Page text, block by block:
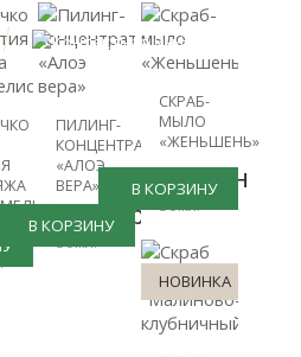
ПИЛИНГ-
КОНЦЕНТРАТ
«АЛОЭ
ВЕРА»
В КОРЗИНУ
1174грн
50мл.
СКРАБ-
МЫЛО
«ЖЕНЬШЕНЬ»
В КОРЗИНУ
582грн
50мл.
НОВИНКА